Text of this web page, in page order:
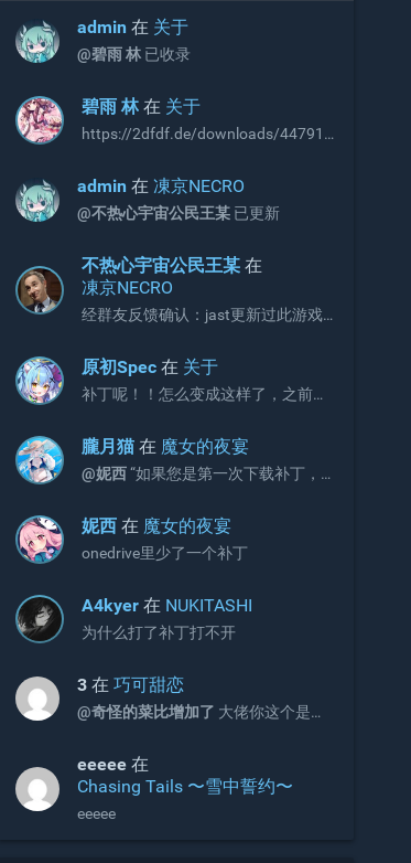
admin 在 关于
@碧雨 林 已收录
碧雨 林 在 关于
https://2dfdf.de/downloads/44791
R18补丁，无需积分即可下载，站长
可以考虑收录
admin 在凍京NECRO
@不热心宇宙公民王某 已更新
不热心宇宙公民王某 在
凍京NECRO
经群友反馈确认：jast更新过此游戏
的问题。 V3版本补丁官方链接如下，
请更新官网链接与onedrive文件：
https://jaststore.com/zh...
原初Spec 在 关于
补丁呢！！怎么变成这样了，之前不
朧月猫 在 魔女的夜宴
@妮西“如果您是第一次下载补丁，
额外下载增益更新补丁。”
妮西 在 魔女的夜宴
onedrive里少了一个补丁
A4kyer 在 NUKITASHI
为什么打了补丁打不开
3 在巧可甜恋
@奇怪的菜比增加了
eeeee 在
Chasing Tails 〜雪中誓约〜
eeeee